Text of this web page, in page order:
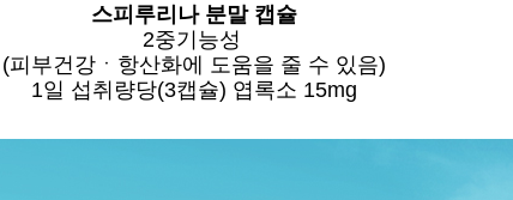
스피루리나 분말 캡슐
2중기능성
(피부건강ㆍ항산화에 도움을 줄 수 있음)
1일 섭취량당(3캡슐) 엽록소 15mg